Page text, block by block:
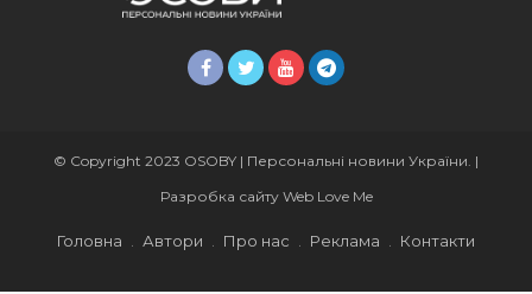
© Copyright 2023 OSOBY | Персональні новини України. |
Разробка сайтуWeb Love Me
Головна Автори Про нас Реклама Контакти